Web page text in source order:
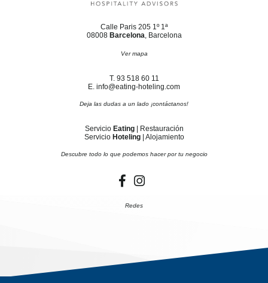
Calle Paris 205 1º 1ª
08008 Barcelona, Barcelona
Ver mapa
T. 93 518 60 11
E. info@eating-hoteling.com
Deja las dudas a un lado ¡contáctanos!
Servicio Eating| Restauración
Servicio Hoteling| Alojamiento
Descubre todo lo que podemos hacer por tu negocio
Redes